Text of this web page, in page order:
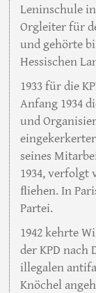
Leninschule
Orgleiter für
und gehörte
Hessischen
1933 für die
Anfang 1934
und
seines
1934, verfolgt
ﬂiehen. In
Partei.
1942 kehrte
der KPD nach
illegalen
Knöchel